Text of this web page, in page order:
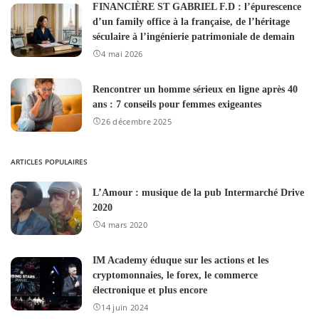
FINANCIÈRE ST GABRIEL F.D : l’épurescence
d’un family office à la française, de l’héritage
séculaire à l’ingénierie patrimoniale de demain
4 mai 2026
Rencontrer un homme sérieux en ligne après 40
ans : 7 conseils pour femmes exigeantes
26 décembre 2025
ARTICLES POPULAIRES
L’Amour : musique de la pub Intermarché Drive
2020
4 mars 2020
IM Academy éduque sur les actions et les
cryptomonnaies, le forex, le commerce
électronique et plus encore
14 juin 2024